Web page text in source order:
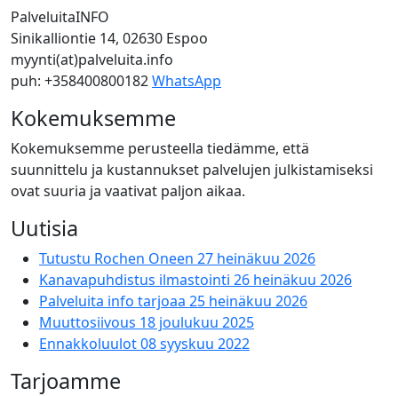
PalveluitaINFO
Sinikalliontie 14, 02630 Espoo
myynti(at)palveluita.info
puh: +358400800182WhatsApp
Kokemuksemme
Kokemuksemme perusteella tiedämme, että
suunnittelu ja kustannukset palvelujen julkistamiseksi
ovat suuria ja vaativat paljon aikaa.
Uutisia
Tutustu Rochen Oneen 27 heinäkuu 2026
Kanavapuhdistus ilmastointi 26 heinäkuu 2026
Palveluita info tarjoaa 25 heinäkuu 2026
Muuttosiivous 18 joulukuu 2025
Ennakkoluulot08 syyskuu 2022
Tarjoamme